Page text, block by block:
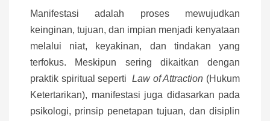
Manifestasi adalah proses mewujudkan
keinginan, tujuan, dan impian menjadi kenyataan
melalui niat, keyakinan, dan tindakan yang
terfokus. Meskipun sering dikaitkan dengan
praktik spiritual sepertiLaw of Attraction (Hukum
Ketertarikan), manifestasi juga didasarkan pada
psikologi, prinsip penetapan tujuan, dan disiplin